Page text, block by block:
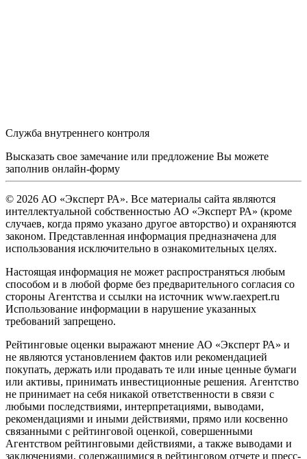
Служба внутреннего контроля
Высказать свое замечание или предложение Вы можете
заполнив онлайн-форму
© 2026 АО «Эксперт РА». Все материалы сайта являются
интеллектуальной собственностью АО «Эксперт РА» (кроме
случаев, когда прямо указано другое авторство) и охраняются
законом. Представленная информация предназначена для
использования исключительно в ознакомительных целях.
Настоящая информация не может распространяться любым
способом и в любой форме без предварительного согласия со
стороны Агентства и ссылки на источник www.raexpert.ru
Использование информации в нарушение указанных
требований запрещено.
Рейтинговые оценки выражают мнение АО «Эксперт РА» и
не являются установлением фактов или рекомендацией
покупать, держать или продавать те или иные ценные бумаги
или активы, принимать инвестиционные решения. Агентство
не принимает на себя никакой ответственности в связи с
любыми последствиями, интерпретациями, выводами,
рекомендациями и иными действиями, прямо или косвенно
связанными с рейтинговой оценкой, совершенными
Агентством рейтинговыми действиями, а также выводами и
заключениями, содержащимися в рейтинговом отчете и пресс-